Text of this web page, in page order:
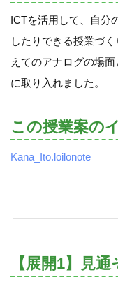
ICTを活用して、自分
したりできる授業づ
えてのアナログの場
に取り入れました。
この授業案の
Kana_Ito.loilonote
【展開1】見通